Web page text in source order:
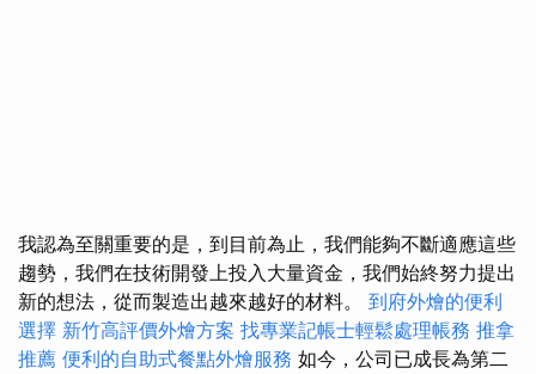
我認為至關重要的是，到目前為止，我們能夠不斷適應這些
趨勢，我們在技術開發上投入大量資金，我們始終努力提出
新的想法，從而製造出越來越好的材料。 到府外燴的便利
選擇 新竹高評價外燴方案 找專業記帳士輕鬆處理帳務 推拿
推薦 便利的自助式餐點外燴服務 如今，公司已成長為第二